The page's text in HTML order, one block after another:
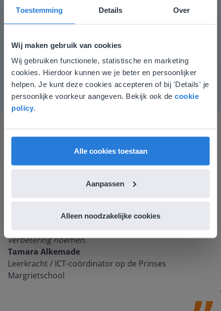
Toestemming Details Over
Wij maken gebruik van cookies
Wij gebruiken functionele, statistische en marketing
cookies. Hierdoor kunnen we je beter en persoonlijker
helpen. Je kunt deze cookies accepteren of bij 'Details' je
persoonlijke voorkeur aangeven. Bekijk ook de cookie
policy.
Alle cookies toestaan
Aanpassen
Alleen noodzakelijke cookies
Aandachtspunten
Wanneer leerlingen moeite hebben met het optellen
als hulpmiddel. Geef aan dat je op verschillende
manieren sprongen kunt maken op de getallenlijn.
luisteren naar suggesties, het open karakter en de
verbetering noemen.
Tamara Alkemade
Leerkracht / ICT-coördinator op de Prinses
Margrietschool
Deze website komt niet
overeen met je locatie
Gezien je locatie, denken we dat je misschien
liever naar de website voor English gaat. Hier
English
Nederland